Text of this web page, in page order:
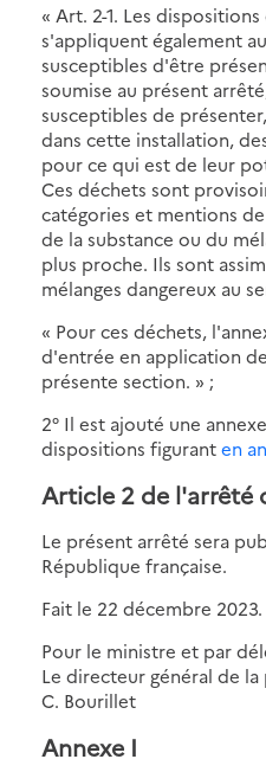
« Art. 2-1. Les
s'appliquent également
susceptibles d'être
soumise au présent
susceptibles de
dans cette installation,
pour ce qui est de leur
Ces déchets sont
catégories et mentions
de la substance ou du
plus proche. Ils sont
mélanges dangereux au
« Pour ces déchets,
d'entrée en application
présente section. » ;
2° Il est ajouté une
dispositions figuranten
Article 2 de l'arrêté
Le présent arrêté sera
République française.
Fait le 22 décembre 2023.
Pour le ministre et par
Le directeur général de
C. Bourillet
Annexe I